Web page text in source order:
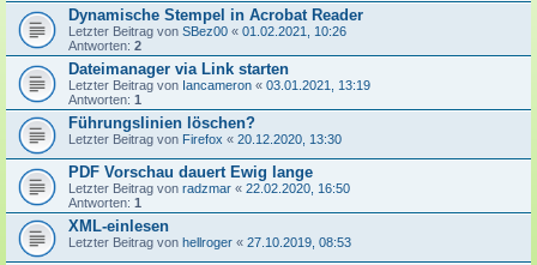
Dynamische Stempel in Acrobat Reader
Letzter Beitrag von SBez00 « 01.02.2021, 10:26
Antworten: 2
Dateimanager via Link starten
Letzter Beitrag von Iancameron « 03.01.2021, 13:19
Antworten: 1
Führungslinien löschen?
Letzter Beitrag von Firefox « 20.12.2020, 13:30
PDF Vorschau dauert Ewig lange
Letzter Beitrag von radzmar « 22.02.2020, 16:50
Antworten: 1
XML-einlesen
Letzter Beitrag von hellroger « 27.10.2019, 08:53